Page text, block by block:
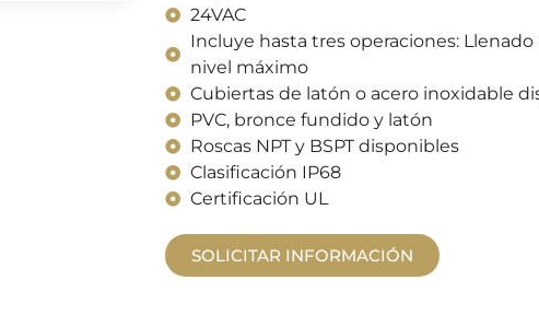
24VAC
Incluye hasta tres operaciones:
nivel máximo
Cubiertas de latón o acero inoxidable
PVC, bronce fundido y latón
Roscas NPT y BSPT disponibles
Clasificación IP68
Certificación UL
SOLICITAR INFORMACIÓN